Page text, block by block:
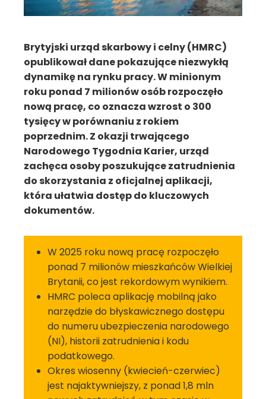
Brytyjski urząd skarbowy i celny (HMRC)
opublikował dane pokazujące niezwykłą
dynamikę na rynku pracy. W minionym
roku ponad 7 milionów osób rozpoczęło
nową pracę, co oznacza wzrost o 300
tysięcy w porównaniu z rokiem
poprzednim. Z okazji trwającego
Narodowego Tygodnia Karier, urząd
zachęca osoby poszukujące zatrudnienia
do skorzystania z oficjalnej aplikacji,
która ułatwia dostęp do kluczowych
dokumentów.
W 2025 roku nową pracę rozpoczęło
ponad 7 milionów mieszkańców Wielkiej
Brytanii, co jest rekordowym wynikiem.
HMRC poleca aplikację mobilną jako
narzędzie do błyskawicznego dostępu
do numeru ubezpieczenia narodowego
(NI), historii zatrudnienia i kodu
podatkowego.
Okres wiosenny (kwiecień-czerwiec)
jest najaktywniejszy, z ponad 1,8 mln